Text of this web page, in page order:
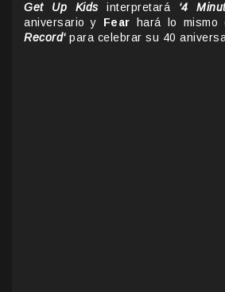
Get Up Kidsinterpretará ‘4
aniversario y Fear hará lo mismo
Record‘para celebrar su 40